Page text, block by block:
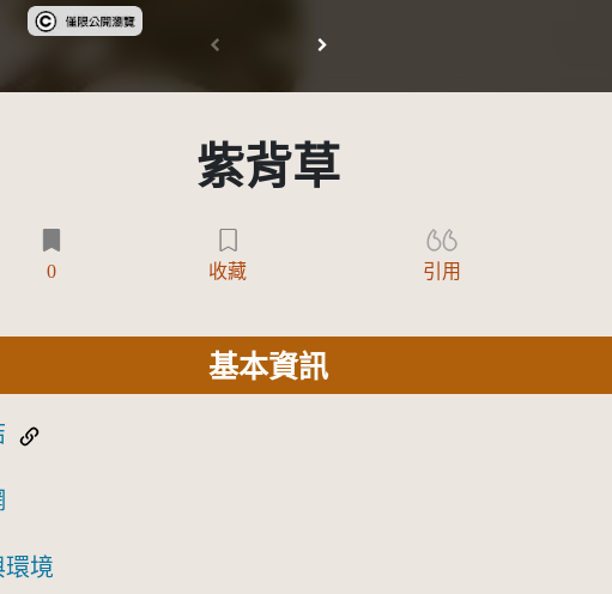
受著作權法保護-僅限於本平台有限度公開瀏覽
紫背草
0 收藏 引用
基本資訊
境